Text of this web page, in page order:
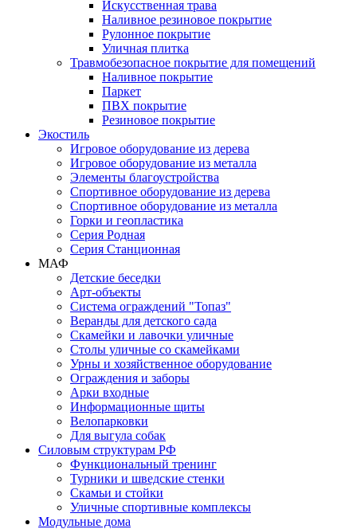
Искусственная трава
Наливное резиновое покрытие
Рулонное покрытие
Уличная плитка
Травмобезопасное покрытие для помещений
Наливное покрытие
Паркет
ПВХ покрытие
Резиновое покрытие
Экостиль
Игровое оборудование из дерева
Игровое оборудование из металла
Элементы благоустройства
Спортивное оборудование из дерева
Спортивное оборудование из металла
Горки и геопластика
Серия Родная
Серия Станционная
МАФ
Детские беседки
Арт-объекты
Система ограждений "Топаз"
Веранды для детского сада
Скамейки и лавочки уличные
Столы уличные со скамейками
Урны и хозяйственное оборудование
Ограждения и заборы
Арки входные
Информационные щиты
Велопарковки
Для выгула собак
Силовым структурам РФ
Функциональный тренинг
Турники и шведские стенки
Скамьи и стойки
Уличные спортивные комплексы
Модульные дома